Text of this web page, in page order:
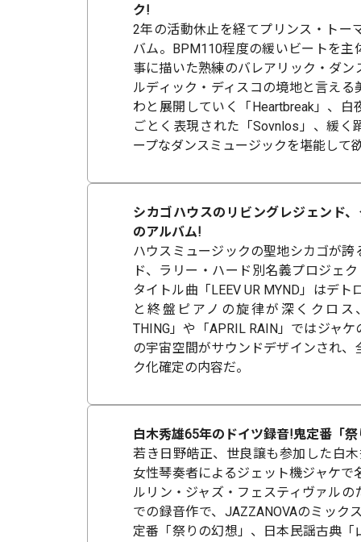
ク!
2年の活動休止を経てプリンス・トー
バム。BPM110程度の緩いビートを主
事に描いた熟練のバレアリック・ダン
ルディック・ディスコの境地と言える
わと展開していく「Heartbreak」、白
ごとく表現された「Sovnlos」、緩く
ープなダンスミュージックを堪能して
シカゴハウスのリビングレジェンド
のアルバム!
ハウスミュージックの聖地シカゴが誇
ド、ラリー・ハード別名義プロジェ
タイトル曲「LEEV UR MYND」はデト
と終盤ピアノの旋律が深くクロス
THING」や「APRIL RAIN」ではジャ
の宇宙空間がサウンドデザインされ、
ク化確定の内容だ。
白木秀雄65年のドイツ録音!鬼定番「
若き日野皓正、世良譲も参加した白
女性琴奏者によるジェット機ジャケで
ルリン・ジャズ・フェスティヴァルの
での録音作で、JAZZANOVAのミック
定番「祭りの幻想」、日本民謡古典「